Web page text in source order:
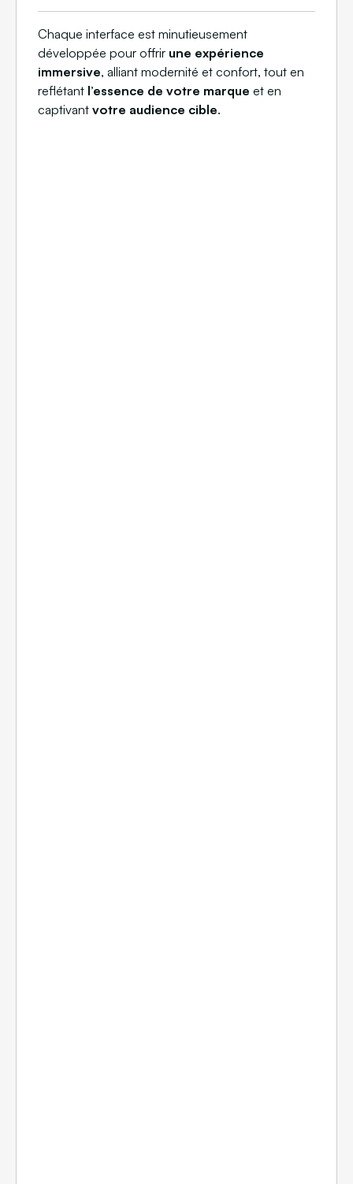
Chaque interface est minutieusement
développée pour offrir une expérience
immersive, alliant modernité et confort, tout en
reflétant l’essence de votre marque et en
captivant votre audience cible.